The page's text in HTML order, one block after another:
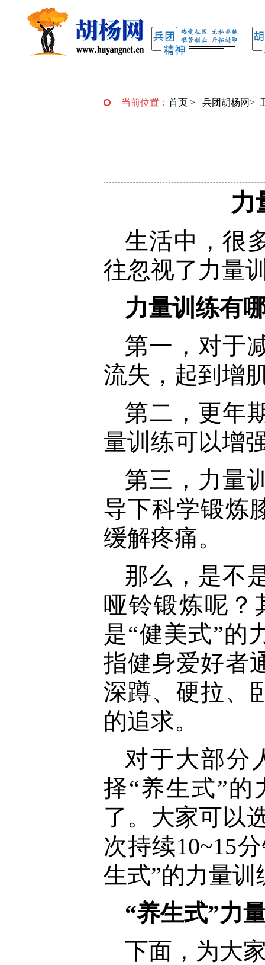
当前位置： 首页 > 兵团胡杨网>
力
生活中，很
往忽视了力量
力量训练有
第一，对于
流失，起到增
第二，更年
量训练可以增
第三，力量
导下科学锻炼
缓解疼痛。
那么，是不
哑铃锻炼呢？
是“健美式”的
指健身爱好者
深蹲、硬拉、
的追求。
对于大部分
择“养生式”
了。大家可以
次持续10~15
生式”的力量训
“养生式”力
下面，为大